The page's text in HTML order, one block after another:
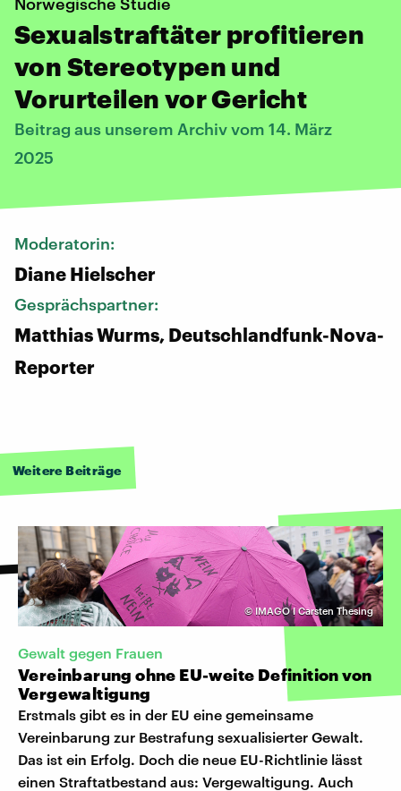
Sexualstraftäter profitieren
von Stereotypen und
Vorurteilen vor Gericht
Beitrag aus unserem Archiv vom 14. März
2025
Moderatorin:
Diane Hielscher
Gesprächspartner:
Matthias Wurms, Deutschlandfunk-Nova-
Reporter
Weitere Beiträge
© IMAGO I Carsten Thesing
Gewalt gegen Frauen
Vereinbarung ohne EU-weite Definition von
Vergewaltigung
Erstmals gibt es in der EU eine gemeinsame
Vereinbarung zur Bestrafung sexualisierter Gewalt.
Das ist ein Erfolg. Doch die neue EU-Richtlinie lässt
einen Straftatbestand aus: Vergewaltigung. Auch